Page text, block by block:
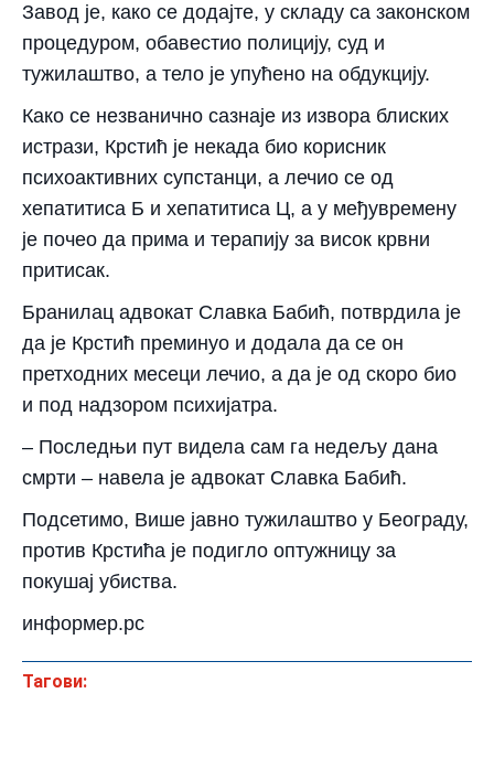
Завод је, како се додајте, у складу са законском
процедуром, обавестио полицију, суд и
тужилаштво, а тело је упућено на обдукцију.
Како се незванично сазнаје из извора блиских
истрази, Крстић је некада био корисник
психоактивних супстанци, а лечио се од
хепатитиса Б и хепатитиса Ц, а у међувремену
је почео да прима и терапију за висок крвни
притисак.
Бранилац адвокат Славка Бабић, потврдила је
да је Крстић преминуо и додала да се он
претходних месеци лечио, а да је од скоро био
и под надзором психијатра.
– Последњи пут видела сам га недељу дана
смрти – навела је адвокат Славка Бабић.
Подсетимо, Више јавно тужилаштво у Београду,
против Крстића је подигло оптужницу за
покушај убиства.
информер.рс
Тагови: